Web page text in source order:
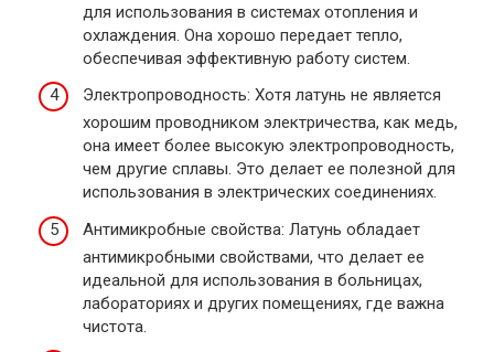
для использования в системах отопления и
охлаждения. Она хорошо передает тепло,
обеспечивая эффективную работу систем.
Электропроводность: Хотя латунь не является
хорошим проводником электричества, как медь,
она имеет более высокую электропроводность,
чем другие сплавы. Это делает ее полезной для
использования в электрических соединениях.
Антимикробные свойства: Латунь обладает
антимикробными свойствами, что делает ее
идеальной для использования в больницах,
лабораториях и других помещениях, где важна
чистота.